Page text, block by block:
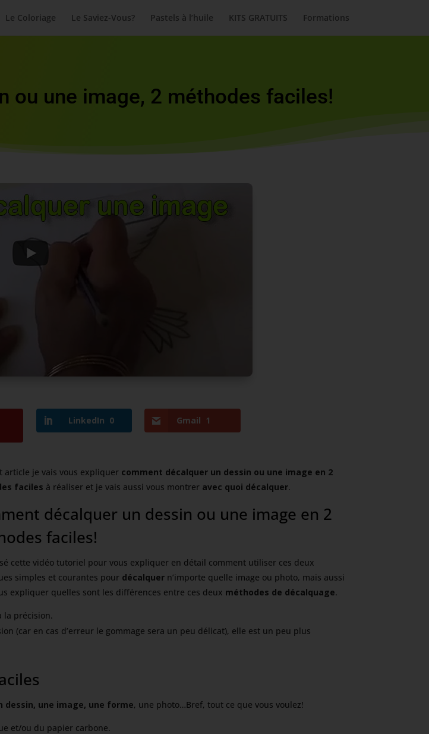
Le Coloriage Le Saviez-Vous? Pastels à l’huile KITS GRATUITS Formations
ou une image, 2 méthodes faciles!
LinkedIn 0 Gmail 1
article je vais vous expliquer comment décalquer un dessin ou une image en 2
faciles à réaliser et je vais aussi vous montrer avec quoi décalquer.
décalquer un dessin ou une image en 2
faciles!
cette vidéo tutoriel pour vous expliquer en détail comment utiliser ces deux
simples et courantes pour décalquer n’importe quelle image ou photo, mais aussi
expliquer quelles sont les différences entre ces deux méthodes de décalquage.
la précision.
(car en cas d’erreur le gommage sera un peu délicat), elle est un peu plus
dessin, une image, une forme, une photo…Bref, tout ce que vous voulez!
et/ou du papier carbone.